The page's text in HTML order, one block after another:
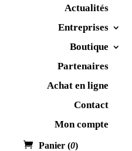
Actualités
Entreprises
Boutique
Partenaires
Achat en ligne
Contact
Mon compte
Panier (0)